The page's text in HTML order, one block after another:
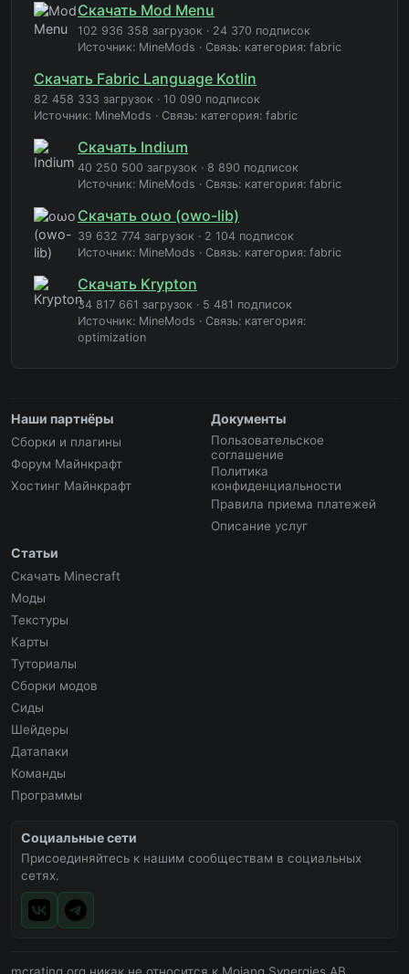
Скачать Mod Menu
102 936 358 загрузок · 24 370 подписок
Источник: MineMods · Связь: категория: fabric
Скачать Fabric Language Kotlin
82 458 333 загрузок · 10 090 подписок
Источник: MineMods · Связь: категория: fabric
Скачать Indium
40 250 500 загрузок · 8 890 подписок
Источник: MineMods · Связь: категория: fabric
Скачать oωo (owo-lib)
39 632 774 загрузок · 2 104 подписок
Источник: MineMods · Связь: категория: fabric
Скачать Krypton
34 817 661 загрузок · 5 481 подписок
Источник: MineMods · Связь: категория:
optimization
Наши партнёры
Сборки и плагины
Форум Майнкрафт
Хостинг Майнкрафт
Документы
Пользовательское
соглашение
Политика
конфиденциальности
Правила приема платежей
Описание услуг
Статьи
Скачать Minecraft
Моды
Текстуры
Карты
Туториалы
Сборки модов
Сиды
Шейдеры
Датапаки
Команды
Программы
Социальные сети
Присоединяйтесь к нашим сообществам в социальных
сетях.